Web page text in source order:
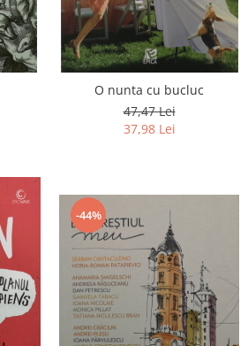
O nunta cu bucluc
47,47 Lei
37,98 Lei
-44%